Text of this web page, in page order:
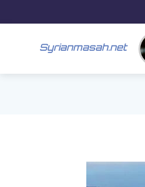
Syrianmasah.net